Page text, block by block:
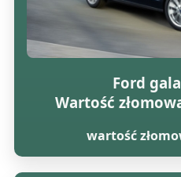
Ford
Wartość
wartość